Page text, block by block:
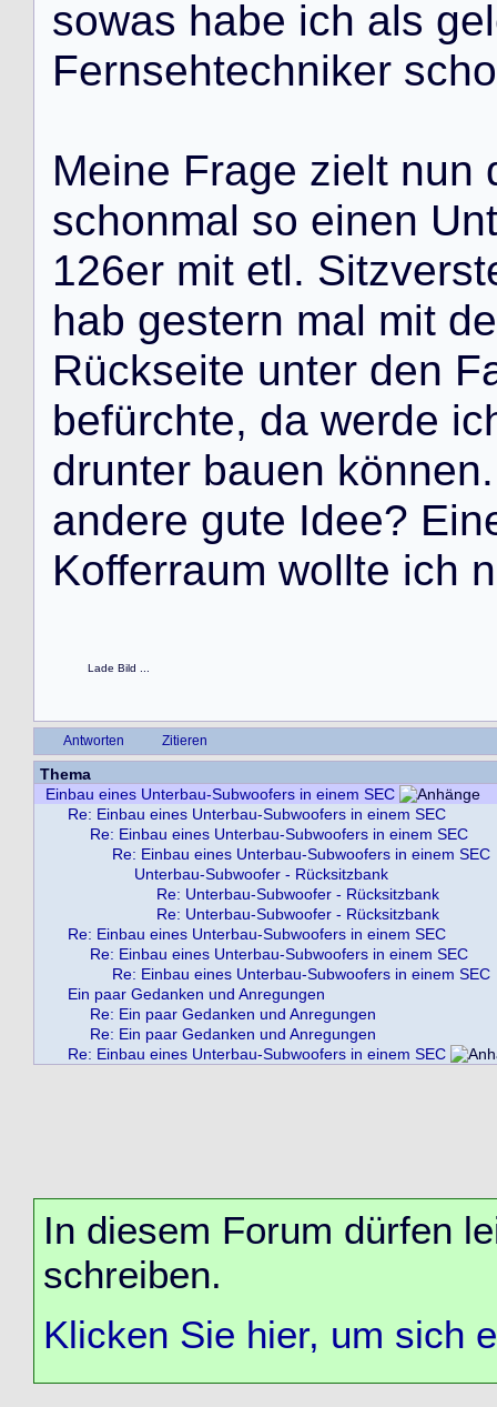
sowas habe ich als gel
Fernsehtechniker scho
Meine Frage zielt nun
schonmal so einen Unt
126er mit etl. Sitzverst
hab gestern mal mit de
Rückseite unter den F
befürchte, da werde ic
drunter bauen können.
andere gute Idee? Ein
Kofferraum wollte ich n
Lade Bild ...
Antworten Zitieren
Thema
Einbau eines Unterbau-Subwoofers in einem SEC
Re: Einbau eines Unterbau-Subwoofers in einem SEC
Re: Einbau eines Unterbau-Subwoofers in einem SEC
Re: Einbau eines Unterbau-Subwoofers in einem SEC
Unterbau-Subwoofer - Rücksitzbank
Re: Unterbau-Subwoofer - Rücksitzbank
Re: Unterbau-Subwoofer - Rücksitzbank
Re: Einbau eines Unterbau-Subwoofers in einem SEC
Re: Einbau eines Unterbau-Subwoofers in einem SEC
Re: Einbau eines Unterbau-Subwoofers in einem SEC
Ein paar Gedanken und Anregungen
Re: Ein paar Gedanken und Anregungen
Re: Ein paar Gedanken und Anregungen
Re: Einbau eines Unterbau-Subwoofers in einem SEC
In diesem Forum dürfen
schreiben.
Klicken Sie hier, um sich